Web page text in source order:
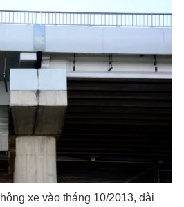
xe vào tháng 10/2013, dài